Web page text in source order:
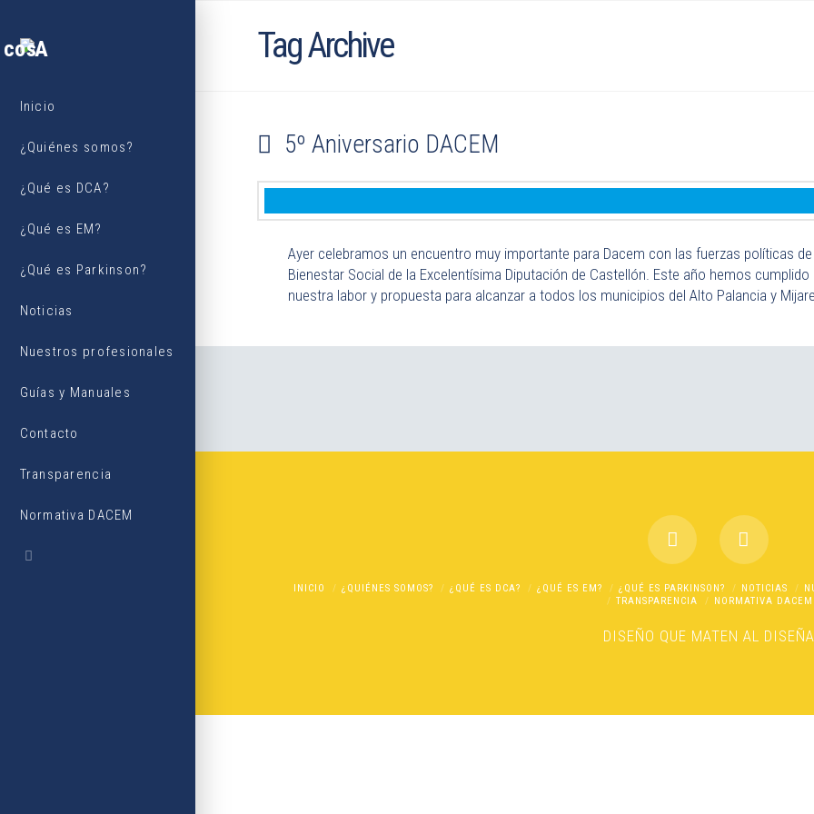
Inicio
¿Quiénes somos?
¿Qué es DCA?
¿Qué es EM?
¿Qué es Parkinson?
Noticias
Nuestros profesionales
Guías y Manuales
Contacto
Transparencia
Normativa DACEM
Tag Archive
5º Aniversario DACEM
Ayer celebramos un encuentro muy importante para Dacem con las fuerzas políticas
Bienestar Social de la Excelentísima Diputación de Castellón. Este año hemos
nuestra labor y propuesta para alcanzar a todos los municipios del Alto Palancia y
INICIO ¿QUIÉNES SOMOS? ¿QUÉ ES DCA? ¿QUÉ ES EM? ¿QUÉ ES PARKINSON? NOTICIAS
TRANSPARENCIA
NORMATIVA DACEM
DISEÑO QUE MATEN AL